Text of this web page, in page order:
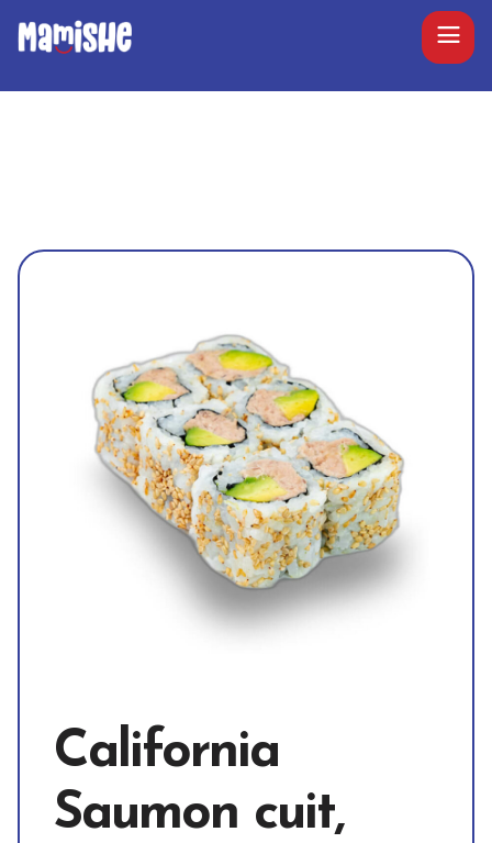
California
Saumon cuit,